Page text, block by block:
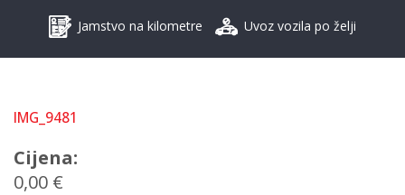
Jamstvo na kilometre Uvoz vozila po želji
IMG_9481
Cijena:
0,00 €